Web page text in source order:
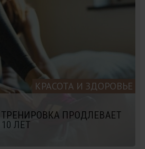
КРАСОТА И ЗДОРОВЬЕ
ПРОДЛЕВАЕТ
ЛЕТ